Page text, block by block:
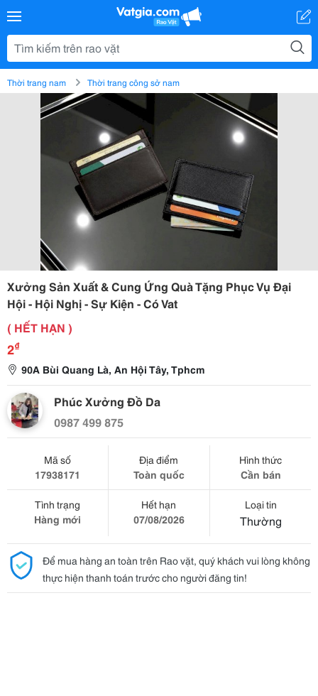
Thời trang nam Thời trang công sở nam
Xưởng Sản Xuất & Cung Ứng Quà Tặng Phục Vụ Đại
Hội - Hội Nghị - Sự Kiện - Có Vat
( HẾT HẠN )
2₫
90A Bùi Quang Là, An Hội Tây, Tphcm
Phúc Xưởng Đồ Da
0987 499 875
Mã số
17938171
Địa điểm
Toàn quốc
Hình thức
Cần bán
Tình trạng
Hàng mới
Hết hạn
07/08/2026
Loại tin
Thường
Để mua hàng an toàn trên Rao vặt, quý khách vui lòng không
thực hiện thanh toán trước cho người đăng tin!